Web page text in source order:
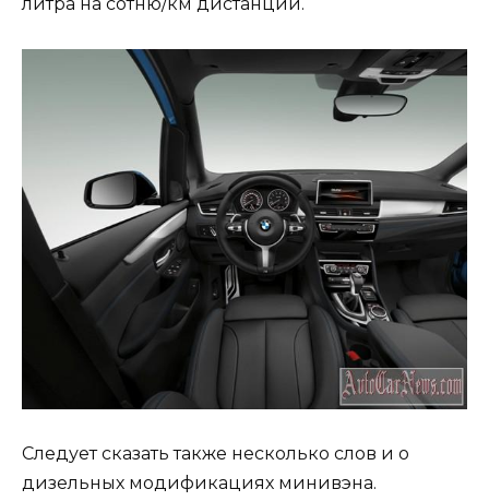
литра на сотню/км дистанции.
Следует сказать также несколько слов и о
дизельных модификациях минивэна.